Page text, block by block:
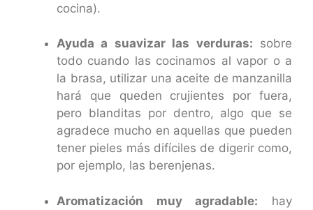
cocina).
Ayuda a suavizar las verduras: sobre
todo cuando las cocinamos al vapor o a
la brasa, utilizar una aceite de manzanilla
hará que queden crujientes por fuera,
pero blanditas por dentro, algo que se
agradece mucho en aquellas que pueden
tener pieles más difíciles de digerir como,
por ejemplo, las berenjenas.
Aromatización muy agradable: hay